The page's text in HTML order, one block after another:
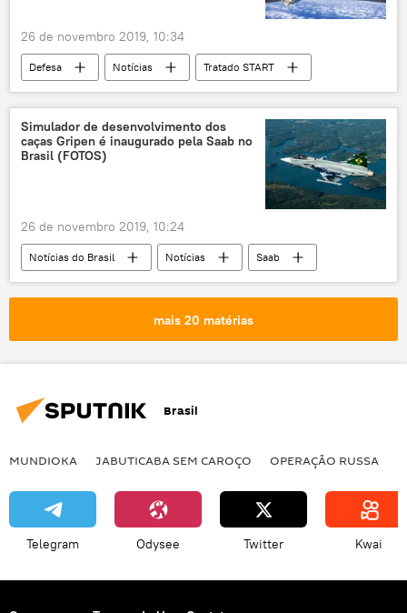
26 de novembro 2019, 10:34
Defesa Notícias
Tratado START
EUA
Rússia
Simulador de desenvolvimento dos
caças Gripen é inaugurado pela Saab no
Brasil (FOTOS)
26 de novembro 2019, 10:24
Notícias do Brasil Notícias
Saab
tecnologia
avião de ataque
simulador
mais 20 matérias
Brasil
MUNDIOKA JABUTICABA SEM CAROÇO OPERAÇÃO RUSSA
Telegram Odysee Twitter Kwai